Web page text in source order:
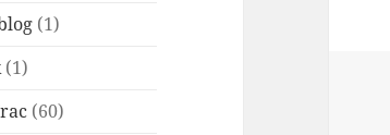
(1)
(1)
(60)